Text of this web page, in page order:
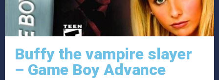
Buffy the vampire slayer
– Game Boy Advance